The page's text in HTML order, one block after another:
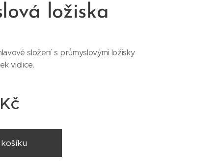
ložiska
složení s průmyslovými ložisky
vidlice.